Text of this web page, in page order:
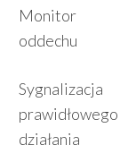
Monitor
oddechu
Sygnalizacja
prawidłowego
działania